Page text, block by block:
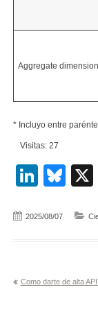
Aggregate
* Incluyo entre
Visitas: 27
2025/08/07
Navegación
Como darte de alta